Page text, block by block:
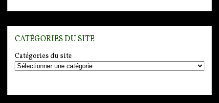
CATÉGORIES DU SITE
Catégories du site